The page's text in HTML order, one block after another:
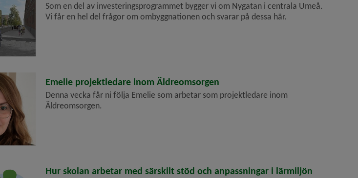
Som en del av investeringsprogrammet bygger vi om Nygatan i centrala Umeå.
Vi får en hel del frågor om ombyggnationen och svarar på dessa här.
2023-05-26
Emelie projektledare inom Äldreomsorgen
Denna vecka får ni följa Emelie som arbetar som projektledare inom
Äldreomsorgen.
2023-05-22
Hur skolan arbetar med särskilt stöd och anpassningar i lärmiljön